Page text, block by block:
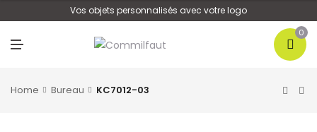
Vos objets personnalisés avec votre logo
0
Home Bureau KC7012-03